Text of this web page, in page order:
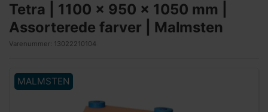
Tetra | 1100 x 950 x 1050 mm |
Assorterede farver | Malmsten
Varenummer: 13022210104
MALMSTEN